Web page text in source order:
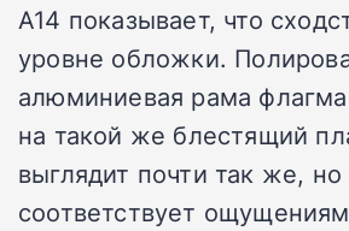
A14 показывает, что
уровне обложки.
алюминиевая рама
на такой же блестящий
выглядит почти так же,
соответствует